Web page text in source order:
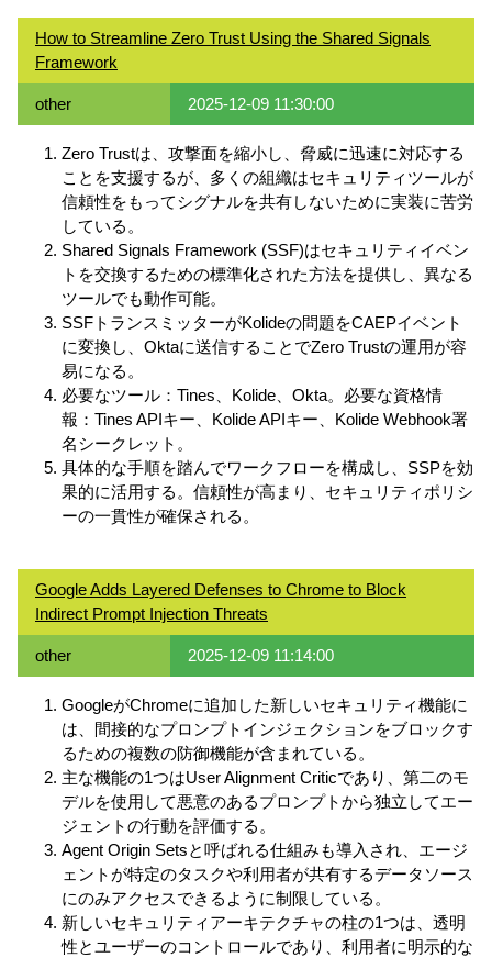
How to Streamline Zero Trust Using the Shared Signals
Framework
other 2025-12-09 11:30:00
Zero Trustは、攻撃面を縮小し、脅威に迅速に対応する
ことを支援するが、多くの組織はセキュリティツールが
信頼性をもってシグナルを共有しないために実装に苦労
している。
Shared Signals Framework (SSF)はセキュリティイベン
トを交換するための標準化された方法を提供し、異なる
ツールでも動作可能。
SSFトランスミッターがKolideの問題をCAEPイベント
に変換し、Oktaに送信することでZero Trustの運用が容
易になる。
必要なツール：Tines、Kolide、Okta。必要な資格情
報：Tines APIキー、Kolide APIキー、Kolide Webhook署
名シークレット。
具体的な手順を踏んでワークフローを構成し、SSPを効
果的に活用する。信頼性が高まり、セキュリティポリシ
ーの一貫性が確保される。
Google Adds Layered Defenses to Chrome to Block
Indirect Prompt Injection Threats
other 2025-12-09 11:14:00
GoogleがChromeに追加した新しいセキュリティ機能に
は、間接的なプロンプトインジェクションをブロックす
るための複数の防御機能が含まれている。
主な機能の1つはUser Alignment Criticであり、第二のモ
デルを使用して悪意のあるプロンプトから独立してエー
ジェントの行動を評価する。
Agent Origin Setsと呼ばれる仕組みも導入され、エージ
ェントが特定のタスクや利用者が共有するデータソース
にのみアクセスできるように制限している。
新しいセキュリティアーキテクチャの柱の1つは、透明
性とユーザーのコントロールであり、利用者に明示的な